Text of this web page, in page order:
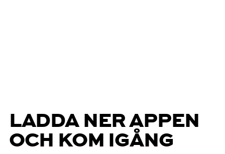
LADDA NER APPEN
OCH KOM IGÅNG